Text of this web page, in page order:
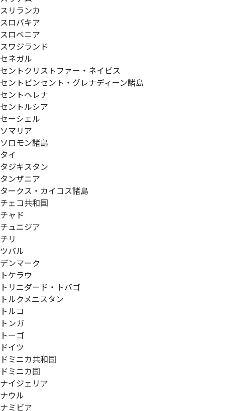
スリランカ
スロバキア
スロベニア
スワジランド
セネガル
セントクリストファー・ネイビス
セントビンセント・グレナディーン諸島
セントヘレナ
セントルシア
セーシェル
ソマリア
ソロモン諸島
タイ
タジキスタン
タンザニア
タークス・カイコス諸島
チェコ共和国
チャド
チュニジア
チリ
ツバル
デンマーク
トケラウ
トリニダード・トバゴ
トルクメニスタン
トルコ
トンガ
トーゴ
ドイツ
ドミニカ共和国
ドミニカ国
ナイジェリア
ナウル
ナミビア